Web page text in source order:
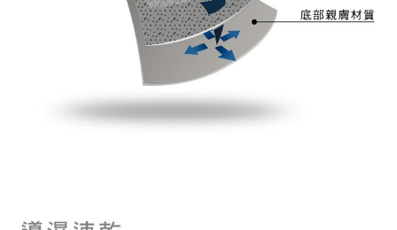
４．使用「AFTEE先享後付」時，將依據個別帳號之用戶狀況，依本公司即
時審查核予不同之上限額度；若仍有額度不足之情形，本公司將視審查結果
請求用戶進行身份認證。
５．嚴禁一人註冊多個帳號或使用他人資訊註冊。若發現惡意使用之情形，
恩沛科技股份有限公司將有權停止該用戶之使用額度並採取法律行動。